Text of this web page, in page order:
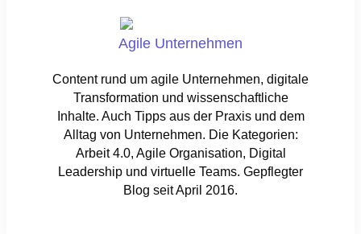
Agile Unternehmen
Content rund um agile Unternehmen, digitale
Transformation und wissenschaftliche
Inhalte. Auch Tipps aus der Praxis und dem
Alltag von Unternehmen. Die Kategorien:
Arbeit 4.0, Agile Organisation, Digital
Leadership und virtuelle Teams. Gepflegter
Blog seit April 2016.